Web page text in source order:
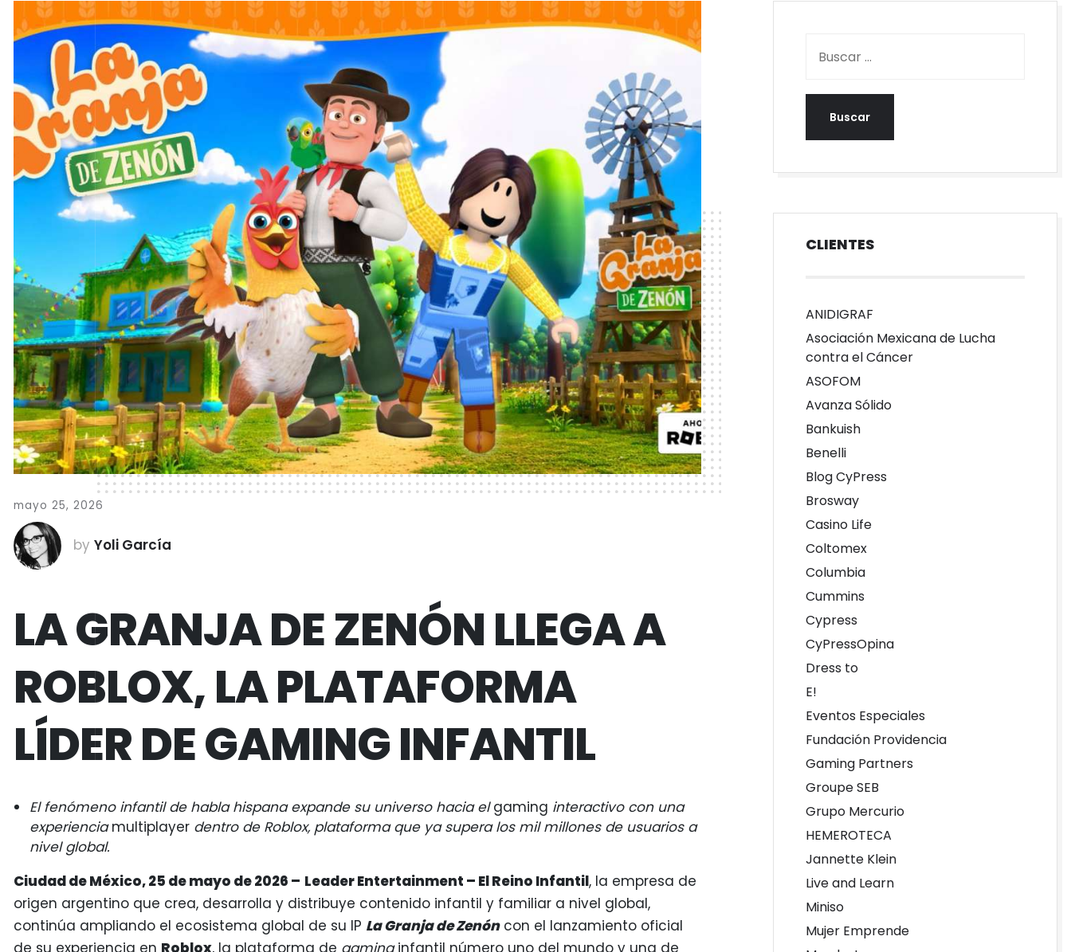
mayo 25, 2026
by Yoli García
LA GRANJA DE ZENÓN LLEGA A
ROBLOX, LA PLATAFORMA
LÍDER DE GAMING INFANTIL
El fenómeno infantil de habla hispana expande su universo hacia elgaming interactivo con una
experienciamultiplayer dentro de Roblox, plataforma que ya supera los mil millones de usuarios a
nivel global.
Ciudad de México, 25 de mayo de 2026 – Leader Entertainment – El Reino Infantil, la empresa de
origen argentino que crea, desarrolla y distribuye contenido infantil y familiar a nivel global,
continúa ampliando el ecosistema global de su IP La Granja de Zenóncon el lanzamiento oficial
de su experiencia en Roblox, la plataforma de gaminginfantil número uno del mundo y una de
CLIENTES
ANIDIGRAF
Asociación Mexicana de Lucha
contra el Cáncer
ASOFOM
Avanza Sólido
Bankuish
Benelli
Blog CyPress
Brosway
Casino Life
Coltomex
Columbia
Cummins
Cypress
CyPressOpina
Dress to
E!
Eventos Especiales
Fundación Providencia
Gaming Partners
Groupe SEB
Grupo Mercurio
HEMEROTECA
Jannette Klein
Live and Learn
Miniso
Mujer Emprende